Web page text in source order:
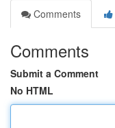
Comments
Comments
Submit a Comment
No HTML